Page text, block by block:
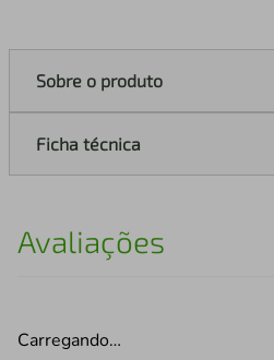
Sobre o produto
Ficha técnica
Avaliações
Carregando…